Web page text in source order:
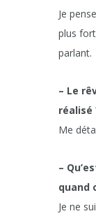
Je
plus
parlant.
– Le
réalisé
Me
–
quand
Je ne